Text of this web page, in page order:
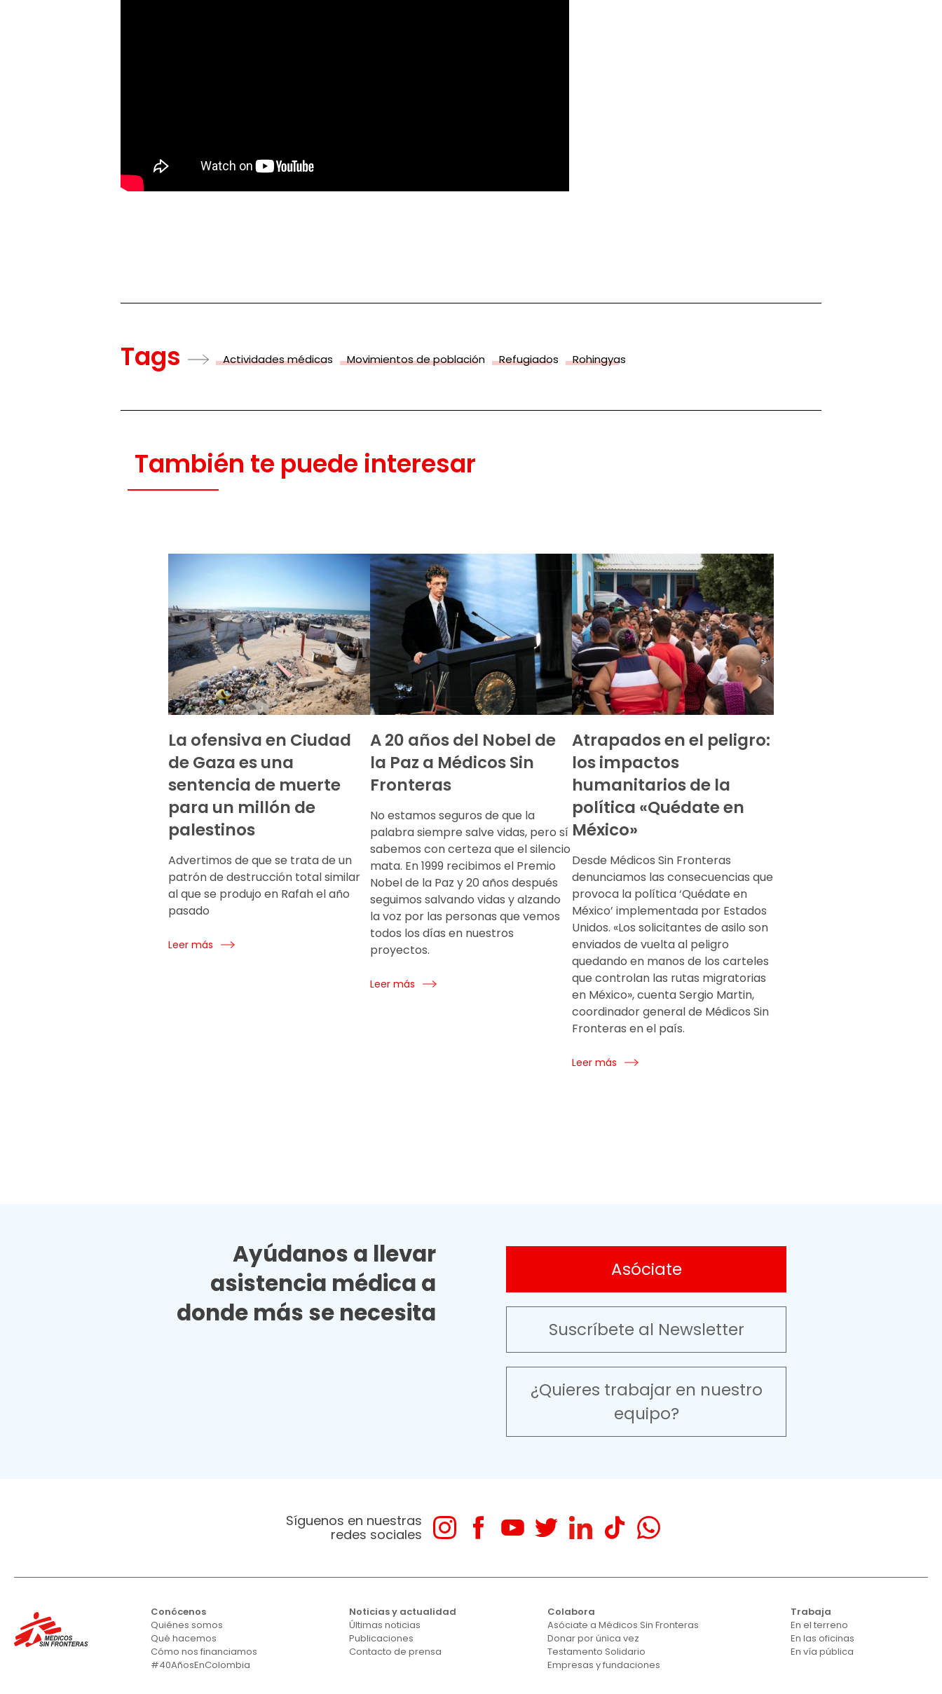
Tags Actividades médicas Movimientos de población Refugiados Rohingyas
También te puede interesar
La ofensiva en Ciudad
de Gaza es una
sentencia de muerte
para un millón de
palestinos
Advertimos de que se trata de un
patrón de destrucción total similar
al que se produjo en Rafah el año
pasado
Leer más
A 20 años del Nobel de
la Paz a Médicos Sin
Fronteras
No estamos seguros de que la
palabra siempre salve vidas, pero sí
sabemos con certeza que el silencio
mata. En 1999 recibimos el Premio
Nobel de la Paz y 20 años después
seguimos salvando vidas y alzando
la voz por las personas que vemos
todos los días en nuestros
proyectos.
Leer más
Atrapados en el peligro:
los impactos
humanitarios de la
política «Quédate en
México»
Desde Médicos Sin Fronteras
denunciamos las consecuencias que
provoca la política ‘Quédate en
México’ implementada por Estados
Unidos. «Los solicitantes de asilo son
enviados de vuelta al peligro
quedando en manos de los carteles
que controlan las rutas migratorias
en México», cuenta Sergio Martin,
coordinador general de Médicos Sin
Fronteras en el país.
Leer más
Ayúdanos a llevar
asistencia médica a
donde más se necesita
Asóciate
Suscríbete al Newsletter
¿Quieres trabajar en nuestro
equipo?
Síguenos en nuestras
redes sociales
Conócenos
Quiénes somos
Qué hacemos
Cómo nos financiamos
#40AñosEnColombia
Noticias y actualidad
Últimas noticias
Publicaciones
Contacto de prensa
Colabora
Asóciate a Médicos Sin Fronteras
Donar por única vez
Testamento Solidario
Empresas y fundaciones
Trabaja
En el terreno
En las oficinas
En vía pública